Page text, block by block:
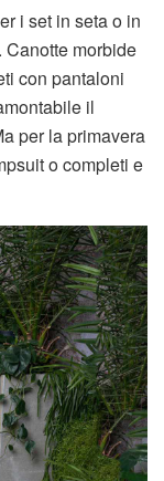
i set in seta o in
morbide
con pantaloni
il
per la primavera
o completi e